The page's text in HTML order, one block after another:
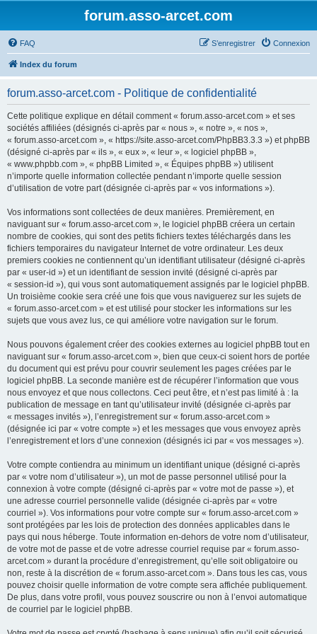
forum.asso-arcet.com
FAQ Connexion
S’enregistrer
Index du forum
forum.asso-arcet.com - Politique de confidentialité
Cette politique explique en détail comment « forum.asso-arcet.com » et ses
sociétés affiliées (désignés ci-après par « nous », « notre », « nos »,
« forum.asso-arcet.com », « https://site.asso-arcet.com/PhpBB3.3.3 ») et phpBB
(désigné ci-après par « ils », « eux », « leur », « logiciel phpBB »,
« www.phpbb.com », « phpBB Limited », « Équipes phpBB ») utilisent
n’importe quelle information collectée pendant n’importe quelle session
d’utilisation de votre part (désignée ci-après par « vos informations »).
Vos informations sont collectées de deux manières. Premièrement, en
naviguant sur « forum.asso-arcet.com », le logiciel phpBB créera un certain
nombre de cookies, qui sont des petits fichiers textes téléchargés dans les
fichiers temporaires du navigateur Internet de votre ordinateur. Les deux
premiers cookies ne contiennent qu’un identifiant utilisateur (désigné ci-après
par « user-id ») et un identifiant de session invité (désigné ci-après par
« session-id »), qui vous sont automatiquement assignés par le logiciel phpBB.
Un troisième cookie sera créé une fois que vous naviguerez sur les sujets de
« forum.asso-arcet.com » et est utilisé pour stocker les informations sur les
sujets que vous avez lus, ce qui améliore votre navigation sur le forum.
Nous pouvons également créer des cookies externes au logiciel phpBB tout en
naviguant sur « forum.asso-arcet.com », bien que ceux-ci soient hors de portée
du document qui est prévu pour couvrir seulement les pages créées par le
logiciel phpBB. La seconde manière est de récupérer l’information que vous
nous envoyez et que nous collectons. Ceci peut être, et n’est pas limité à : la
publication de message en tant qu’utilisateur invité (désignée ci-après par
« messages invités »), l’enregistrement sur « forum.asso-arcet.com »
(désignée ici par « votre compte ») et les messages que vous envoyez après
l’enregistrement et lors d’une connexion (désignés ici par « vos messages »).
Votre compte contiendra au minimum un identifiant unique (désigné ci-après
par « votre nom d’utilisateur »), un mot de passe personnel utilisé pour la
connexion à votre compte (désigné ci-après par « votre mot de passe »), et
une adresse courriel personnelle valide (désignée ci-après par « votre
courriel »). Vos informations pour votre compte sur « forum.asso-arcet.com »
sont protégées par les lois de protection des données applicables dans le
pays qui nous héberge. Toute information en-dehors de votre nom d’utilisateur,
de votre mot de passe et de votre adresse courriel requise par « forum.asso-
arcet.com » durant la procédure d’enregistrement, qu’elle soit obligatoire ou
non, reste à la discrétion de « forum.asso-arcet.com ». Dans tous les cas, vous
pouvez choisir quelle information de votre compte sera affichée publiquement.
De plus, dans votre profil, vous pouvez souscrire ou non à l’envoi automatique
de courriel par le logiciel phpBB.